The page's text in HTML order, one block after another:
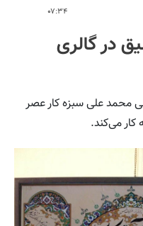
۰۷:۳۴
در گالری
محمد علی سبزه کار عصر